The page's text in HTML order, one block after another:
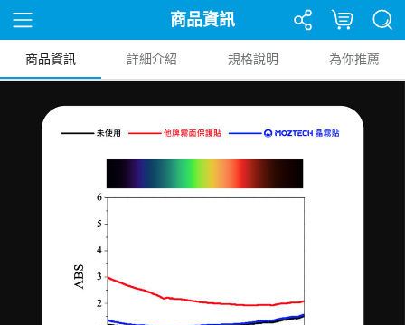
商品資訊
商品資訊 詳細介紹 規格說明 為你推薦